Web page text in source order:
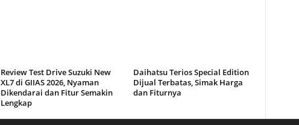
Review Test Drive Suzuki New
XL7 di GIIAS 2026, Nyaman
Dikendarai dan Fitur Semakin
Lengkap
Daihatsu Terios Special Edition
Dijual Terbatas, Simak Harga
dan Fiturnya